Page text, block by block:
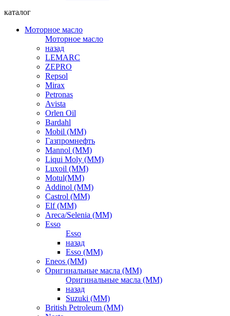
каталог
Моторное масло
Моторное масло
назад
LEMARC
ZEPRO
Repsol
Mirax
Petronas
Avista
Orlen Oil
Bardahl
Mobil (ММ)
Газпромнефть
Mannol (ММ)
Liqui Moly (ММ)
Luxoil (ММ)
Motul(ММ)
Addinol (ММ)
Castrol (ММ)
Elf (ММ)
Areca/Selenia (ММ)
Esso
Esso
назад
Esso (ММ)
Eneos (ММ)
Оригинальные масла (ММ)
Оригинальные масла (ММ)
назад
Suzuki (ММ)
British Petroleum (ММ)